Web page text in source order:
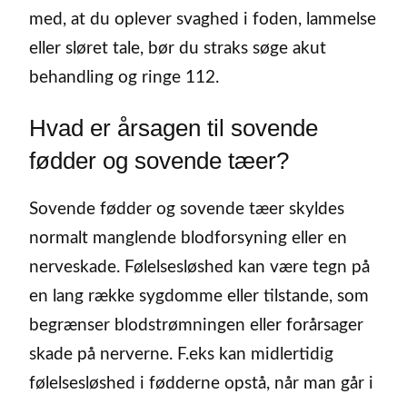
med, at du oplever svaghed i foden, lammelse
eller sløret tale, bør du straks søge akut
behandling og ringe 112.
Hvad er årsagen til sovende
fødder og sovende tæer?
Sovende fødder og sovende tæer skyldes
normalt manglende blodforsyning eller en
nerveskade. Følelsesløshed kan være tegn på
en lang række sygdomme eller tilstande, som
begrænser blodstrømningen eller forårsager
skade på nerverne. F.eks kan midlertidig
følelsesløshed i fødderne opstå, når man går i